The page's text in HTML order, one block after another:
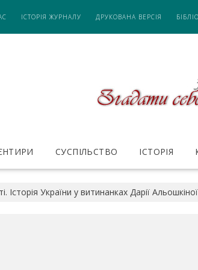
ІСТОРІЯ ЖУРНАЛУ ДРУКОВАНА ВЕРСІЯ
СУСПІЛЬСТВО ІСТОРІЯ
Історія України у витинанках Дарії Альошкіної